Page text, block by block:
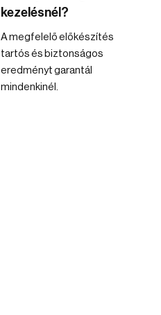
kezelésnél?
A megfelelő előkészítés
tartós és biztonságos
eredményt garantál
mindenkinél.